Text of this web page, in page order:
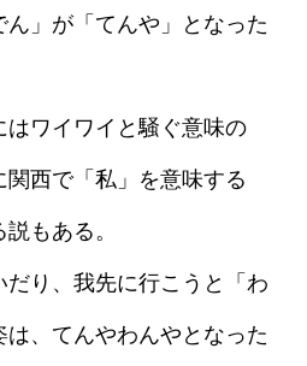
」が「てんや」となった
はワイワイと騒ぐ意味の
関西で「私」を意味する
もある。
り、我先に行こうと「わ
、てんやわんやとなった